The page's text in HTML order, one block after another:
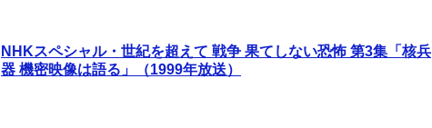
NHKスペシャル・世紀を超えて 戦争 果てしない恐怖 第3集「核兵
器 機密映像は語る」（1999年放送）